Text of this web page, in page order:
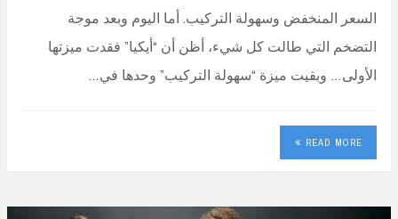
السعر المنخفض وسهولة التركيب. أما اليوم وبعد موجة
التضخم التي طالت كل شيء، أظن أن “أيكيا” فقدت ميزتها
الأولى… وبقيت ميزة “سهولة التركيب” وحدها في…
READ MORE